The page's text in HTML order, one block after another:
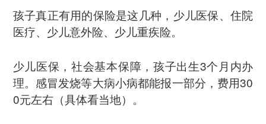
孩子真正有用的保险是这几种，少儿医保、住院
医疗、少儿意外险、少儿重疾险。
少儿医保，社会基本保障，孩子出生3个月内办
理。感冒发烧等大病小病都能报一部分，费用30
0元左右（具体看当地）。